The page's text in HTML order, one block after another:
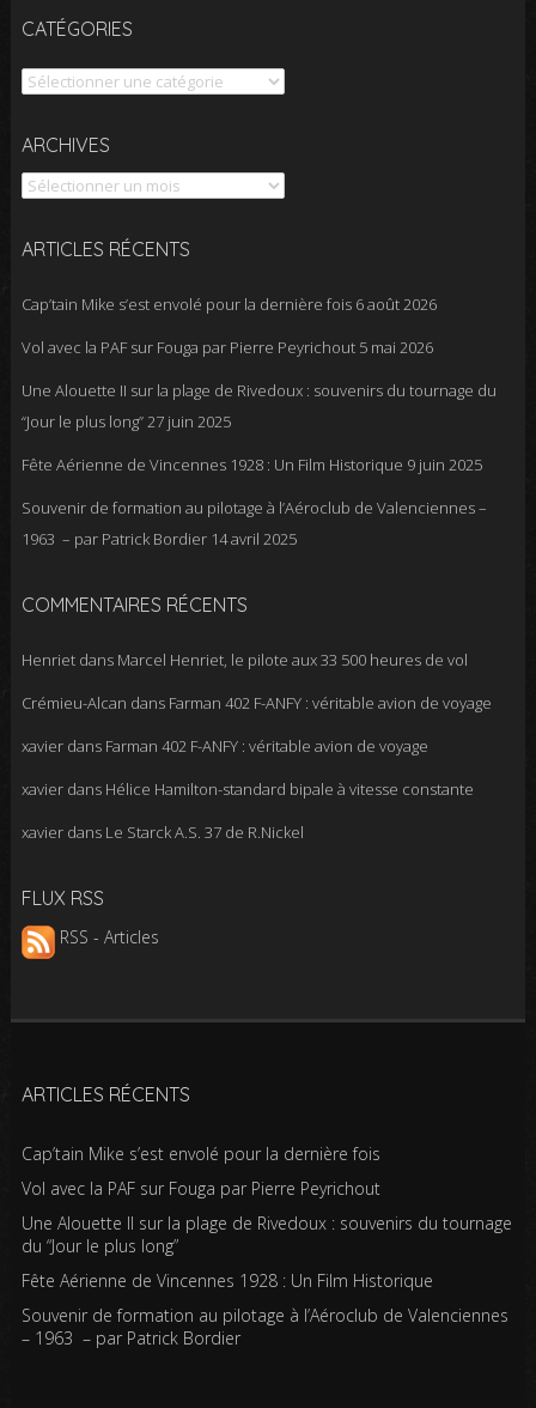
CATÉGORIES
Catégories
ARCHIVES
Archives
ARTICLES RÉCENTS
Cap’tain Mike s’est envolé pour la dernière fois 6 août 2026
Vol avec la PAF sur Fouga par Pierre Peyrichout 5 mai 2026
Une Alouette II sur la plage de Rivedoux : souvenirs du tournage du
“Jour le plus long”27 juin 2025
Fête Aérienne de Vincennes 1928 : Un Film Historique 9 juin 2025
Souvenir de formation au pilotage à l’Aéroclub de Valenciennes –
1963 – par Patrick Bordier 14 avril 2025
COMMENTAIRES RÉCENTS
Henrietdans Marcel Henriet, le pilote aux 33 500 heures de vol
Crémieu-Alcan dans Farman 402 F-ANFY : véritable avion de voyage
xavierdans Farman 402 F-ANFY : véritable avion de voyage
xavierdans Hélice Hamilton-standard bipale à vitesse constante
xavierdans Le Starck A.S. 37 de R.Nickel
FLUX RSS
RSS - Articles
ARTICLES RÉCENTS
Cap’tain Mike s’est envolé pour la dernière fois
Vol avec la PAF sur Fouga par Pierre Peyrichout
Une Alouette II sur la plage de Rivedoux : souvenirs du tournage
du “Jour le plus long”
Fête Aérienne de Vincennes 1928 : Un Film Historique
Souvenir de formation au pilotage à l’Aéroclub de Valenciennes
– 1963 – par Patrick Bordier